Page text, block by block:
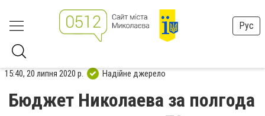
Рус
15:40, 20 липня 2020 р. Надійне джерело
Бюджет Николаева за полгода